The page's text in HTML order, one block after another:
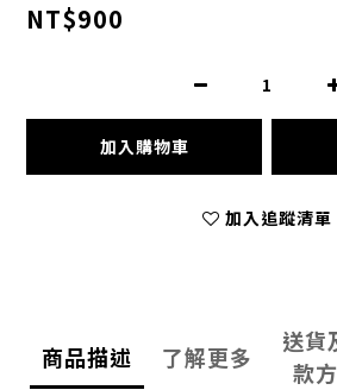
NT$900
加入購物車
加入追蹤清單
商品描述 了解更多
送貨
款